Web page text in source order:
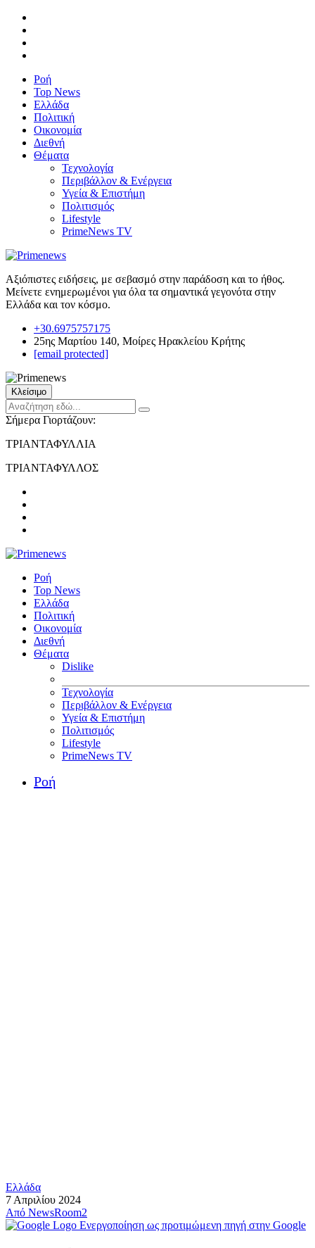
Ροή
Top News
Ελλάδα
Πολιτική
Οικονομία
Διεθνή
Θέματα
Τεχνολογία
Περιβάλλον & Ενέργεια
Υγεία & Επιστήμη
Πολιτισμός
Lifestyle
PrimeNews TV
Αξιόπιστες ειδήσεις, με σεβασμό στην παράδοση και το ήθος.
Μείνετε ενημερωμένοι για όλα τα σημαντικά γεγονότα στην
Ελλάδα και τον κόσμο.
+30.6975757175
25ης Μαρτίου 140, Μοίρες Ηρακλείου Κρήτης
[email protected]
Κλείσιμο
Σήμερα Γιορτάζουν:
ΤΡΙΑΝΤΑΦΥΛΛΙΑ
ΤΡΙΑΝΤΑΦΥΛΛΟΣ
Ροή
Top News
Ελλάδα
Πολιτική
Οικονομία
Διεθνή
Θέματα
Dislike
Τεχνολογία
Περιβάλλον & Ενέργεια
Υγεία & Επιστήμη
Πολιτισμός
Lifestyle
PrimeNews TV
Ροή
Ελλάδα
7 Απριλίου 2024
Από NewsRoom2
Ενεργοποίηση ως προτιμώμενη πηγή στην Google